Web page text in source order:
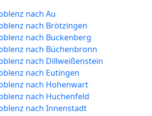
nach Au
nach Brötzingen
nach Buckenberg
nach Büchenbronn
nach Dillweißenstein
nach Eutingen
nach Hohenwart
nach Huchenfeld
nach Innenstadt